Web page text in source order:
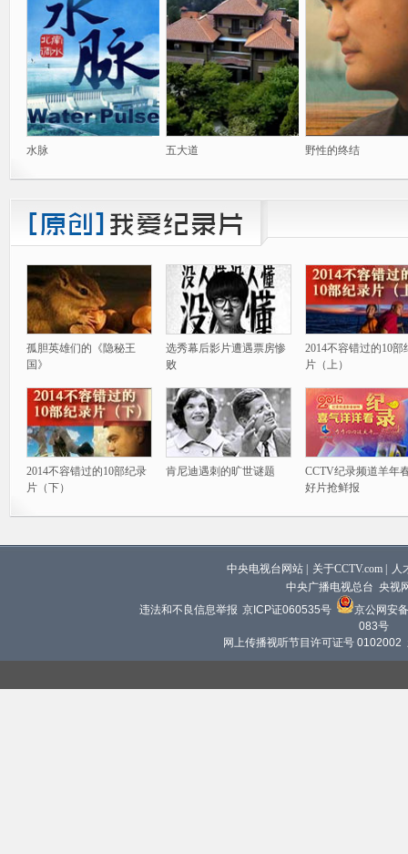
水脉 五大道 野性的终结
孤胆英雄们的《隐秘王
国》
选秀幕后影片遭遇票房惨
败
2014不容错过的10部
片（上）
2014不容错过的10部纪录
片（下）
肯尼迪遇刺的旷世谜题
CCTV纪录频道羊年
好片抢鲜报
中央电视台网站 关于CCTV.com
人
中央广播电视总台 央视
违法和不良信息举报 京ICP证060535号
京公网安
083号
网上传播视听节目许可证号